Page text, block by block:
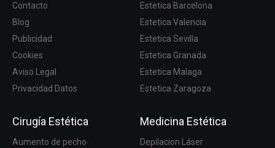
Contacto
Blog
Publicidad
Cookies
Aviso Legal
Privacidad Datos
Estetica Barcelona
Estetica Valencia
Estetica Sevilla
Estetica Granada
Estetica Malaga
Estetica Zaragoza
Cirugía Estética
Aumento de pecho
Medicina Estética
Depilacion Láser